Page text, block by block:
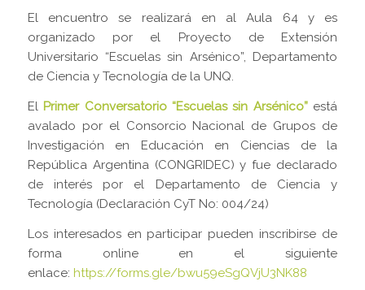
El encuentro se realizará en al Aula 64 y es
organizado por el Proyecto de Extensión
Universitario “Escuelas sin Arsénico”, Departamento
de Ciencia y Tecnología de la UNQ.
El Primer Conversatorio “Escuelas sin Arsénico” está
avalado por el Consorcio Nacional de Grupos de
Investigación en Educación en Ciencias de la
República Argentina (CONGRIDEC) y fue declarado
de interés por el Departamento de Ciencia y
Tecnología (Declaración CyT No: 004/24)
Los interesados en participar pueden inscribirse de
forma online en el siguiente
enlace: https://forms.gle/bwu59eSgQVjU3NK88